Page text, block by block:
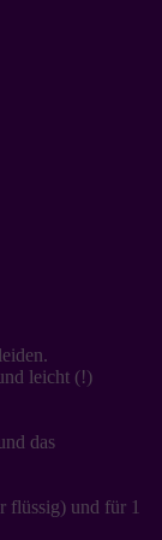
leicht (!)
das
flüssig) und für 1